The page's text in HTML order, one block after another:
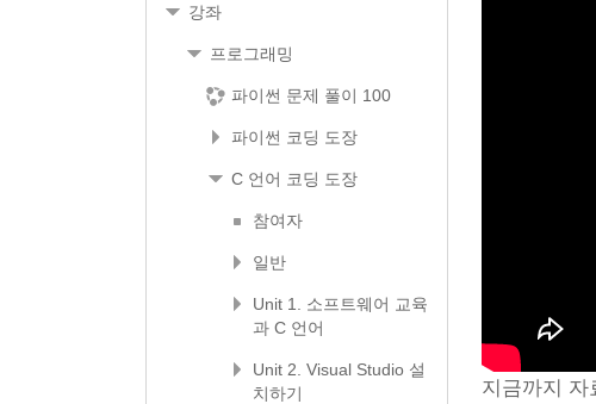
지금까지 자
강좌
프로그래밍
파이썬 문제 풀이 100
파이썬 코딩 도장
C 언어 코딩 도장
참여자
일반
Unit 1. 소프트웨어 교육
과 C 언어
Unit 2. Visual Studio 설
치하기